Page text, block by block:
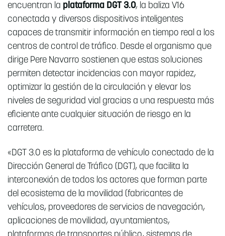
encuentran la plataforma DGT 3.0, la baliza V16
conectada y diversos dispositivos inteligentes
capaces de transmitir información en tiempo real a los
centros de control de tráfico. Desde el organismo que
dirige Pere Navarro sostienen que estas soluciones
permiten detectar incidencias con mayor rapidez,
optimizar la gestión de la circulación y elevar los
niveles de seguridad vial gracias a una respuesta más
eficiente ante cualquier situación de riesgo en la
carretera.
«DGT 3.0 es la plataforma de vehículo conectado de la
Dirección General de Tráfico (DGT), que facilita la
interconexión de todos los actores que forman parte
del ecosistema de la movilidad (fabricantes de
vehículos, proveedores de servicios de navegación,
aplicaciones de movilidad, ayuntamientos,